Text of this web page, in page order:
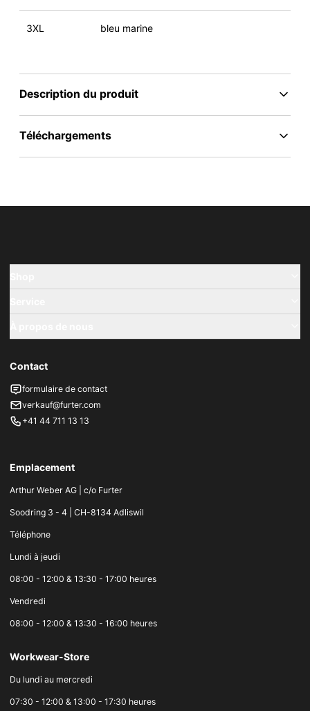
3XL bleu marine
Description du produit
Téléchargements
Contact
formulaire de contact
verkauf@furter.com
+41 44 711 13 13
Emplacement
Arthur Weber AG | c/o Furter
Soodring 3 - 4 | CH-8134 Adliswil
Téléphone
Lundi à jeudi
08:00 - 12:00 & 13:30 - 17:00 heures
Vendredi
08:00 - 12:00 & 13:30 - 16:00 heures
Workwear-Store
Du lundi au mercredi
07:30 - 12:00 & 13:00 - 17:30 heures